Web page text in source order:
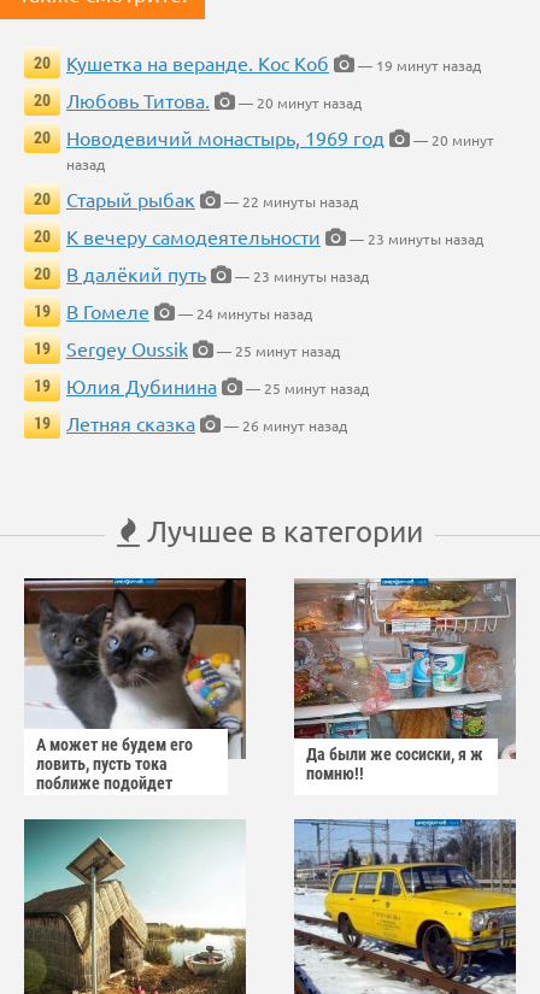
20 Кушетка на веранде. Кос Коб
— 19 минут назад
20
Любовь Титова.
— 20 минут назад
20
Новодевичий монастырь, 1969 год
— 20 минут
назад
20
Старый рыбак
— 22 минуты назад
20
К вечеру самодеятельности
— 23 минуты назад
20
В далёкий путь
— 23 минуты назад
19
В Гомеле
— 24 минуты назад
19
Sergey Oussik
— 25 минут назад
19
Юлия Дубинина
— 25 минут назад
19
Летняя сказка — 26 минут назад
Лучшее в категории
А может не будем его
ловить, пусть тока
поближе подойдет
Да были же сосиски, я ж
помню!!